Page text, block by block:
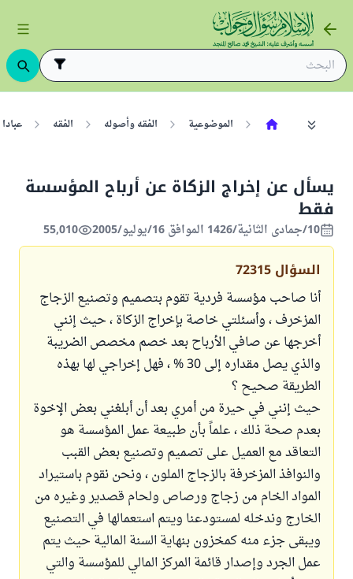
الموضوعية الفقه وأصوله الفقه
يسأل عن إخراج الزكاة عن أرباح المؤسسة
فقط
10/جمادى الثانية/1426 الموافق 16/يوليو/2005 55,010
السؤال 72315
أنا صاحب مؤسسة فردية تقوم بتصميم وتصنيع الزجاج
المزخرف ، وأسئلتي خاصة بإخراج الزكاة ، حيث إنني
أخرجها عن صافي الأرباح بعد خصم مخصص الضريبة
والذي يصل مقداره إلى 30 % ، فهل إخراجي لها بهذه
الطريقة صحيح ؟
حيث إنني في حيرة من أمري بعد أن أبلغني بعض الإخوة
بعدم صحة ذلك ، علماً بأن طبيعة عمل المؤسسة هو
التعاقد مع العميل على تصميم وتصنيع بعض القبب
والنوافذ المزخرفة بالزجاج الملون ، ونحن نقوم باستيراد
المواد الخام من زجاج ورصاص ولحام قصدير وغيره من
الخارج وندخله لمستودعنا ويتم استعمالها في التصنيع
ويبقى جزء منه كمخزون بنهاية السنة المالية حيث يتم
عمل الجرد وإصدار قائمة المركز المالي للمؤسسة والتي